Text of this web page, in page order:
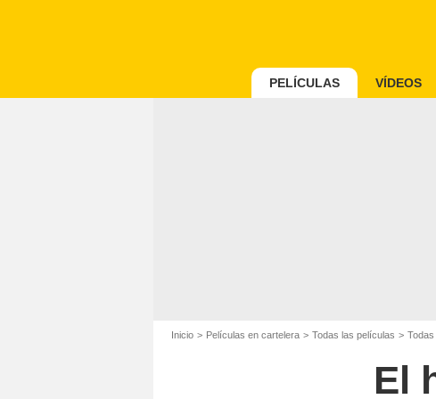
PELÍCULAS VÍDEOS
Inicio Películas en cartelera Todas las películas
El